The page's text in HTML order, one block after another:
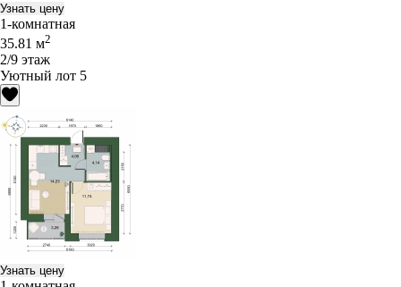
Узнать цену
1-комнатная
35.81 м2
2/9 этаж
Уютный лот 5
Узнать цену